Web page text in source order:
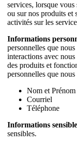
services, lorsque
ou sur nos produits et
activités sur les
Informations
personnelles que
interactions avec
des produits et
personnelles que
Nom et Prénom
Courriel
Téléphone
Informations
sensibles.